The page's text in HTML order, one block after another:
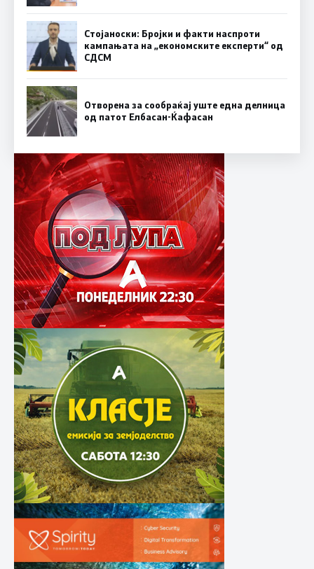
Стојаноски: Бројки и факти наспроти
кампањата на „економските експерти“ од
СДСM
Отворена за сообраќај уште една делница
од патот Елбасан-Ќафасан